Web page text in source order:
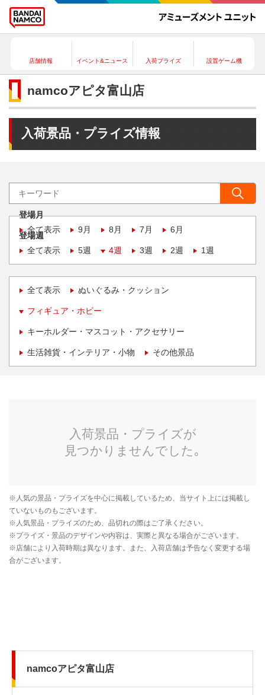
店舗情報 イベント&ニュース 入荷プライズ 設置ゲーム機
namcoアピタ富山店
入荷景品・プライズ情報
登場月
全て表示
9月 8月 7月 6月
登場週
全て表示
5週 4週 3週 2週 1週
全て表示 ぬいぐるみ・クッション
フィギュア・ホビー
キーホルダー・マスコット・アクセサリー
生活雑貨・インテリア・小物 その他景品
namcoアピタ富山店